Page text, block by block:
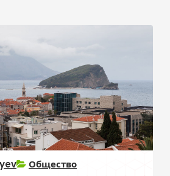
Общество